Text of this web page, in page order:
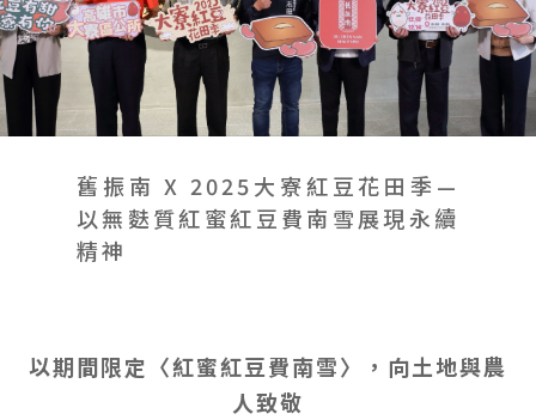
永續新聞集
利害關係人
全台據點
客服中心
會員禮遇
線上購物 會員禮遇 企業客製
舊振南 X 2025大寮紅豆花田季—
以無麩質紅蜜紅豆費南雪展現永續
精神
以期間限定〈紅蜜紅豆費南雪〉，向土地與農
人致敬